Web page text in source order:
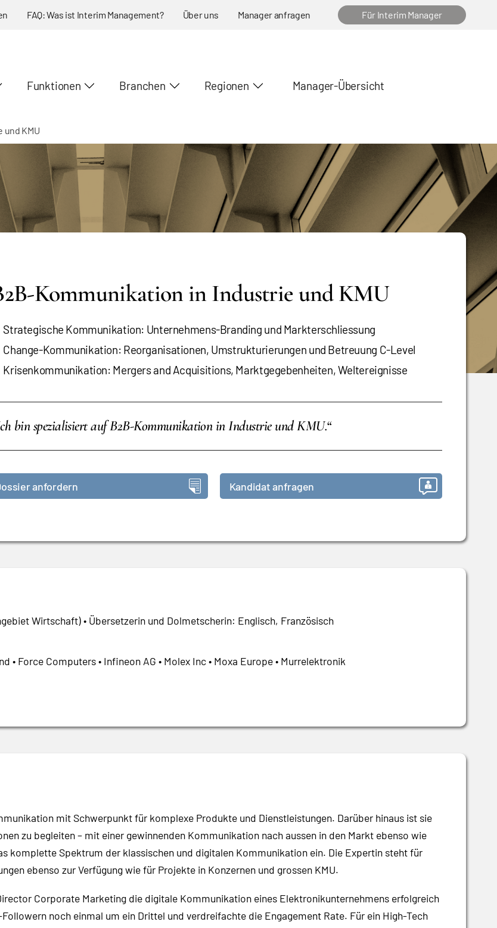
FAQ: Was ist Interim Management? Über uns Manager anfragen Für Interim Manager
Funktionen Branchen Regionen Manager-Übersicht
KMU
Kommunikation in Industrie und KMU
Strategische Kommunikation: Unternehmens-Branding und Markterschliessung
Change-Kommunikation: Reorganisationen, Umstrukturierungen und Betreuung C-Level
Krisenkommunikation: Mergers and Acquisitions, Marktgegebenheiten, Weltereignisse
bin spezialisiert auf B2B-Kommunikation in Industrie und KMU.“
anfordern Kandidat anfragen
Wirtschaft) • Übersetzerin und Dolmetscherin: Englisch, Französisch
• Force Computers • Infineon AG • Molex Inc • Moxa Europe • Murrelektronik
mit Schwerpunkt für komplexe Produkte und Dienstleistungen. Darüber hinaus ist sie
zu begleiten – mit einer gewinnenden Kommunikation nach aussen in den Markt ebenso wie
komplette Spektrum der klassischen und digitalen Kommunikation ein. Die Expertin steht für
ebenso zur Verfügung wie für Projekte in Konzernen und grossen KMU.
Corporate Marketing die digitale Kommunikation eines Elektronikunternehmens erfolgreich
noch einmal um ein Drittel und verdreifachte die Engagement Rate. Für ein High-Tech